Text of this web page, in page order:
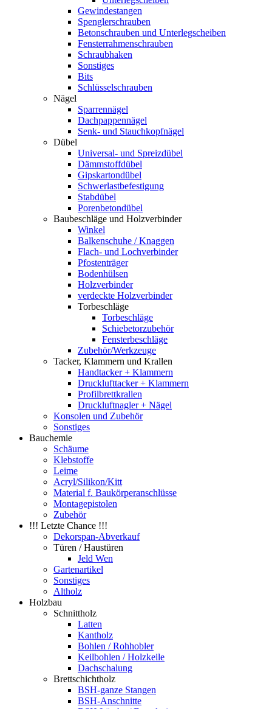
Gewindestangen
Spenglerschrauben
Betonschrauben und Unterlegscheiben
Fensterrahmenschrauben
Schraubhaken
Sonstiges
Bits
Schlüsselschrauben
Nägel
Sparrennägel
Dachpappennägel
Senk- und Stauchkopfnägel
Dübel
Universal- und Spreizdübel
Dämmstoffdübel
Gipskartondübel
Schwerlastbefestigung
Stabdübel
Porenbetondübel
Baubeschläge und Holzverbinder
Winkel
Balkenschuhe / Knaggen
Flach- und Lochverbinder
Pfostenträger
Bodenhülsen
Holzverbinder
verdeckte Holzverbinder
Torbeschläge
Torbeschläge
Schiebetorzubehör
Fensterbeschläge
Zubehör/Werkzeuge
Tacker, Klammern und Krallen
Handtacker + Klammern
Drucklufttacker + Klammern
Profilbrettkrallen
Druckluftnagler + Nägel
Konsolen und Zubehör
Sonstiges
Bauchemie
Schäume
Klebstoffe
Leime
Acryl/Silikon/Kitt
Material f. Baukörperanschlüsse
Montagepistolen
Zubehör
!!! Letzte Chance !!!
Dekorspan-Abverkauf
Türen / Haustüren
Jeld Wen
Gartenartikel
Sonstiges
Altholz
Holzbau
Schnittholz
Latten
Kantholz
Bohlen / Rohhobler
Keilbohlen / Holzkeile
Dachschalung
Brettschichtholz
BSH-ganze Stangen
BSH-Anschnitte